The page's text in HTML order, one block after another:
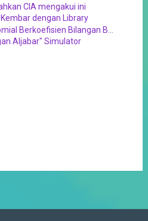
CIA mengakui ini
dengan Library
Berkoefisien Bilangan B...
Aljabar" Simulator